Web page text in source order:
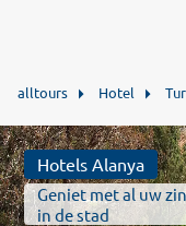
alltours Hotel
Hotels Alanya
Geniet met al uw
in de stad